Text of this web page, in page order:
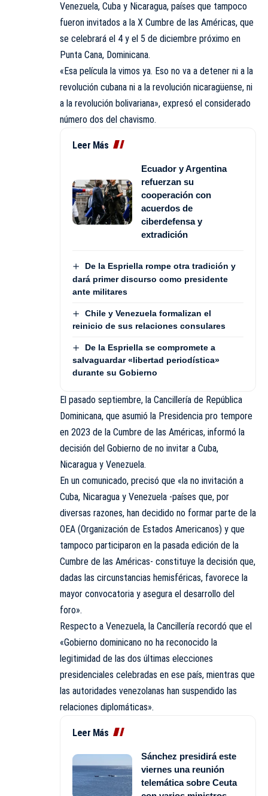
Venezuela, Cuba y Nicaragua, países que tampoco
fueron invitados a la X Cumbre de las Américas, que
se celebrará el 4 y el 5 de diciembre próximo en
Punta Cana, Dominicana.
«Esa película la vimos ya. Eso no va a detener ni a la
revolución cubana ni a la revolución nicaragüense, ni
a la revolución bolivariana», expresó el considerado
número dos del chavismo.
Leer Más
Ecuador y Argentina
refuerzan su
cooperación con
acuerdos de
ciberdefensa y
extradición
De la Espriella rompe otra tradición y
dará primer discurso como presidente
ante militares
Chile y Venezuela formalizan el
reinicio de sus relaciones consulares
De la Espriella se compromete a
salvaguardar «libertad periodística»
durante su Gobierno
El pasado septiembre, la Cancillería de República
Dominicana, que asumió la Presidencia pro tempore
en 2023 de la Cumbre de las Américas, informó la
decisión del Gobierno de no invitar a Cuba,
Nicaragua y Venezuela.
En un comunicado, precisó que «la no invitación a
Cuba, Nicaragua y Venezuela -países que, por
diversas razones, han decidido no formar parte de la
OEA (Organización de Estados Americanos) y que
tampoco participaron en la pasada edición de la
Cumbre de las Américas- constituye la decisión que,
dadas las circunstancias hemisféricas, favorece la
mayor convocatoria y asegura el desarrollo del
foro».
Respecto a Venezuela, la Cancillería recordó que el
«Gobierno dominicano no ha reconocido la
legitimidad de las dos últimas elecciones
presidenciales celebradas en ese país, mientras que
las autoridades venezolanas han suspendido las
relaciones diplomáticas».
Leer Más
Sánchez presidirá este
viernes una reunión
telemática sobre Ceuta